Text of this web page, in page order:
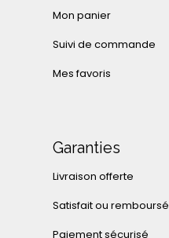
Mon panier
Suivi de commande
Mes favoris
Garanties
Livraison offerte
Satisfait ou remboursé
Paiement sécurisé